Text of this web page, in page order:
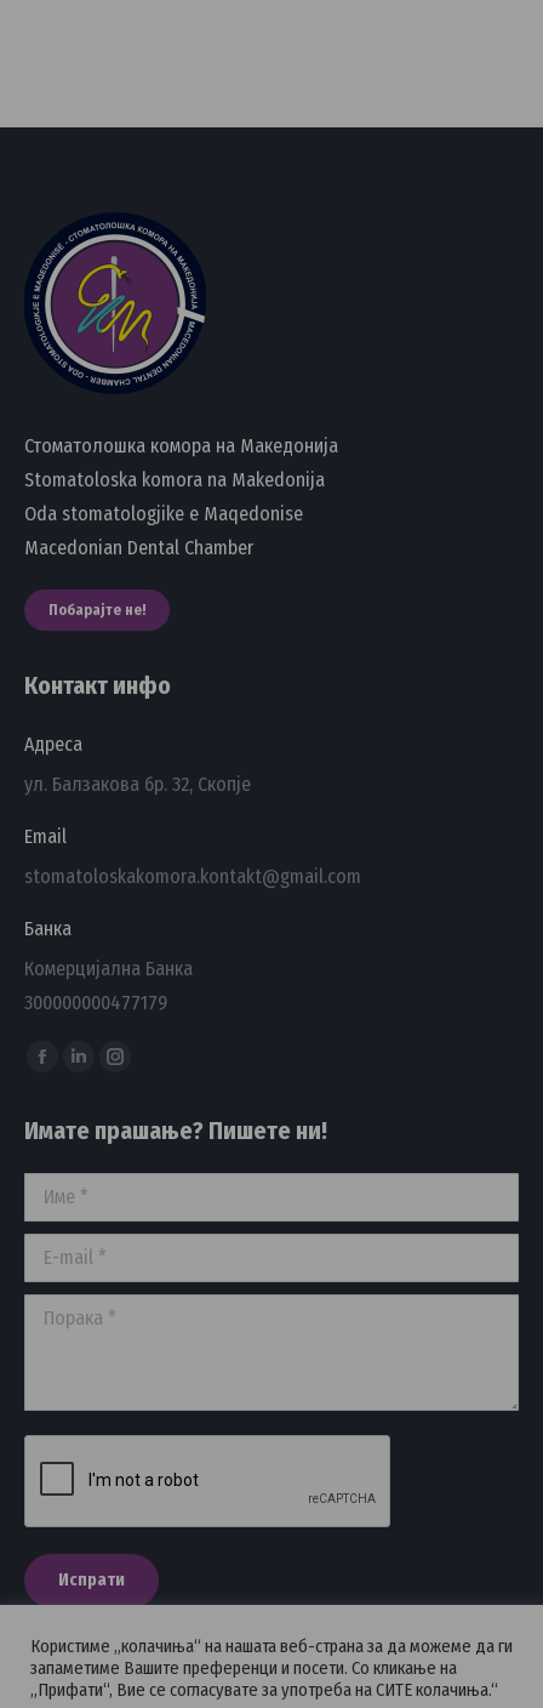
Стоматолошка комора на Македонија
Stomatoloska komora na Makedonija
Oda stomatologjike e Maqedonise
Macedonian Dental Chamber
Побарајте не!
Контакт инфо
Адреса
ул. Балзакова бр. 32, Скопје
Email
stomatoloskakomora.kontakt@gmail.com
Банка
Комерцијална Банка
300000000477179
Find us on:
Facebook
opens
new
window
Linkedin
opens
new
window
Instagram
opens
window
Имате прашање? Пишете ни!
Име *
E-mail *
Порака *
Испрати
Користиме „колачиња“ на нашата веб-страна за да можеме да ги
запаметиме Вашите преференци и посети. Со кликање на
„Прифати“, Вие се согласувате за употреба на СИТЕ колачиња.“